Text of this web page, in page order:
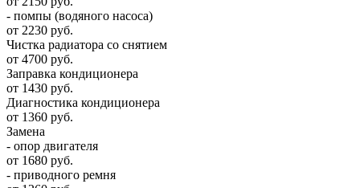
- помпы (водяного насоса)
от 2230 руб.
Чистка радиатора со снятием
от 4700 руб.
Заправка кондиционера
от 1430 руб.
Диагностика кондиционера
от 1360 руб.
Замена
- опор двигателя
от 1680 руб.
- приводного ремня